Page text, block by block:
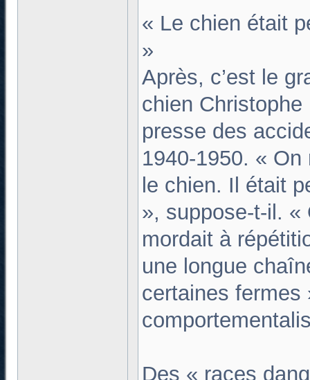
« Le chien était
»
Après, c’est le
chien
presse des
1940-1950. «
le chien. Il était
», suppose-t-il. «
mordait à
une longue
certaines fermes
Des « races